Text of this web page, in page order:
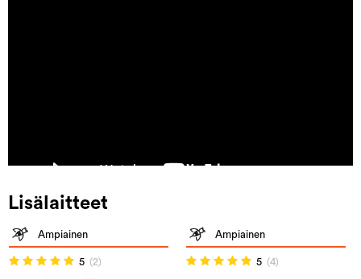
Lisälaitteet
Ampiainen
5 (2)
Ampiainen
5 (4)